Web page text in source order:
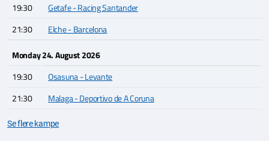
19:30
Getafe - Racing Santander
21:30
Elche - Barcelona
Monday 24. August 2026
19:30
Osasuna - Levante
21:30
Malaga - Deportivo de A Coruna
Se flere kampe